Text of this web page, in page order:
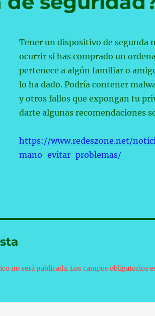
Tener un dispositivo de segunda
ocurrir si has comprado un
pertenece a algún familiar o
lo ha dado. Podría contener
y otros fallos que expongan tu
darte algunas recomendaciones
https://www.redeszone.net/
mano-evitar-problemas/
no será publicada.Los campos obligatorios